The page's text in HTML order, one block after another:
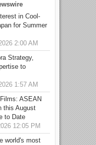
in Cool-
for Summer
2:00 AM
Strategy,
to
1:57 AM
ASEAN
this August
to Date
12:05 PM
world's most